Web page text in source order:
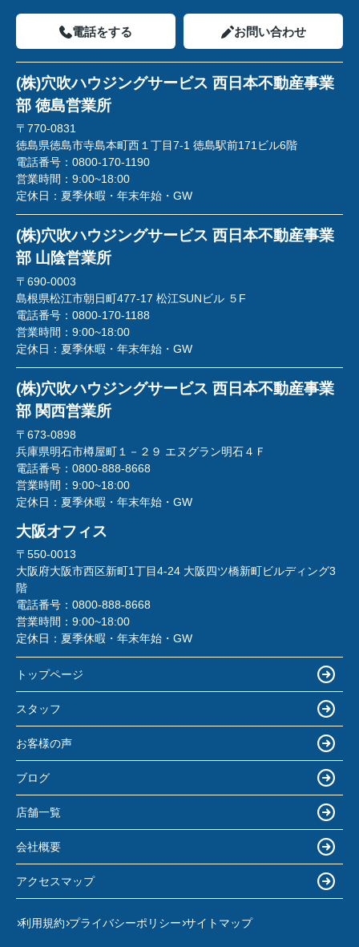
電話をする お問い合わせ
(株)穴吹ハウジングサービス 西日本不動産事業
部 徳島営業所
〒770-0831
徳島県徳島市寺島本町西１丁目7-1 徳島駅前171ビル6階
電話番号： 0800-170-1190
営業時間： 9:00~18:00
定休日： 夏季休暇・年末年始・GW
(株)穴吹ハウジングサービス 西日本不動産事業
部 山陰営業所
〒690-0003
島根県松江市朝日町477-17 松江SUNビル ５F
電話番号： 0800-170-1188
営業時間： 9:00~18:00
定休日： 夏季休暇・年末年始・GW
(株)穴吹ハウジングサービス 西日本不動産事業
部 関西営業所
〒673-0898
兵庫県明石市樽屋町１－２９ エヌグラン明石４Ｆ
電話番号： 0800-888-8668
営業時間： 9:00~18:00
定休日： 夏季休暇・年末年始・GW
大阪オフィス
〒550-0013
大阪府大阪市西区新町1丁目4-24 大阪四ツ橋新町ビルディング3
階
電話番号： 0800-888-8668
営業時間： 9:00~18:00
定休日： 夏季休暇・年末年始・GW
トップページ
スタッフ
お客様の声
ブログ
店舗一覧
会社概要
アクセスマップ
利用規約 プライバシーポリシー サイトマップ